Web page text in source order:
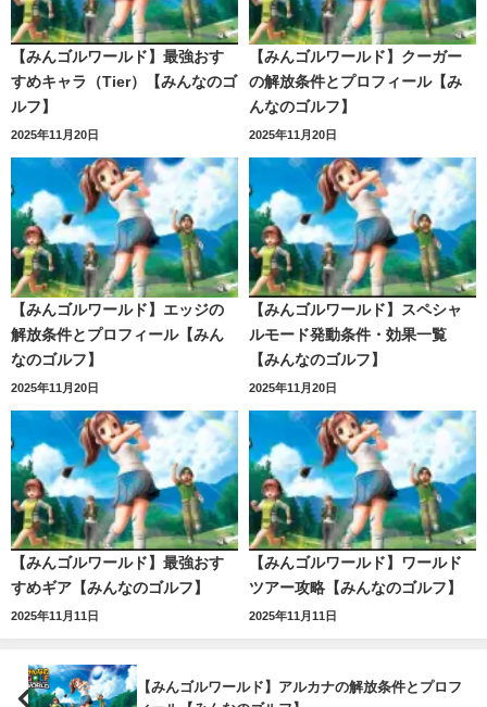
【みんゴルワールド】最強おす
すめキャラ（Tier）【みんなのゴ
ルフ】
2025年11月20日
【みんゴルワールド】クーガー
の解放条件とプロフィール【み
んなのゴルフ】
2025年11月20日
【みんゴルワールド】エッジの
解放条件とプロフィール【みん
なのゴルフ】
2025年11月20日
【みんゴルワールド】スペシャ
ルモード発動条件・効果一覧
【みんなのゴルフ】
2025年11月20日
【みんゴルワールド】最強おす
すめギア【みんなのゴルフ】
2025年11月11日
【みんゴルワールド】ワールド
ツアー攻略【みんなのゴルフ】
2025年11月11日
【みんゴルワールド】アルカナの解放条件とプロフ